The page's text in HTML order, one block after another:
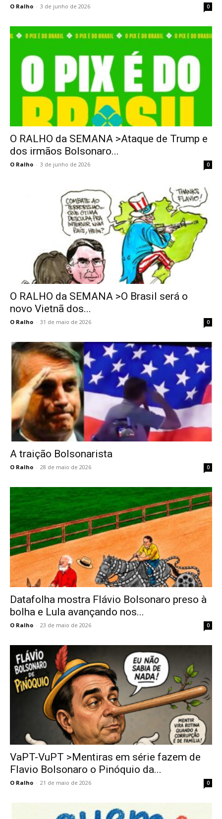
O Ralho - 3 de junho de 2026 0
O RALHO da SEMANA >Ataque de Trump e
dos irmãos Bolsonaro...
O Ralho - 3 de junho de 2026 0
O RALHO da SEMANA >O Brasil será o
novo Vietnã dos...
O Ralho - 31 de maio de 2026 0
A traição Bolsonarista
O Ralho - 28 de maio de 2026 0
Datafolha mostra Flávio Bolsonaro preso à
bolha e Lula avançando nos...
O Ralho - 23 de maio de 2026 0
VaPT-VuPT >Mentiras em série fazem de
Flavio Bolsonaro o Pinóquio da...
O Ralho - 21 de maio de 2026 0